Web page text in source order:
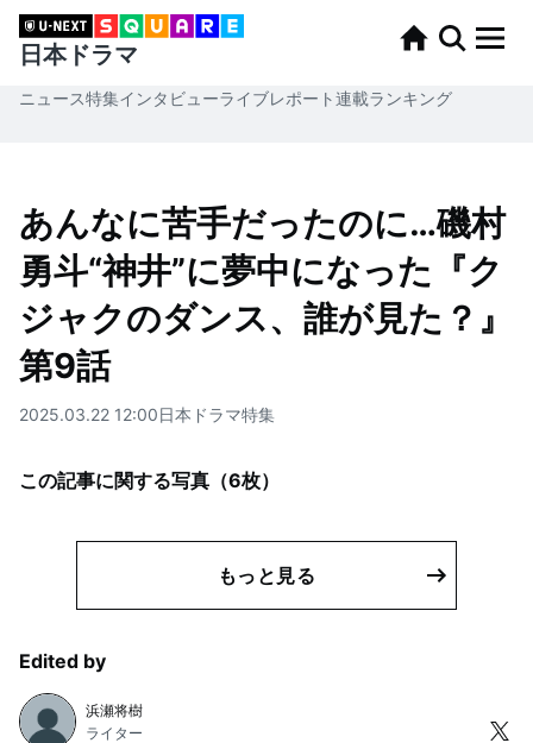
日本ドラマ
ニュース特集インタビューライブレポート連載ランキング
あんなに苦手だったのに…磯村
勇斗“神井”に夢中になった『ク
ジャクのダンス、誰が見た？』
第9話
2025.03.22 12:00日本ドラマ特集
この記事に関する写真（6枚）
もっと見る
Edited by
浜瀬将樹
ライター